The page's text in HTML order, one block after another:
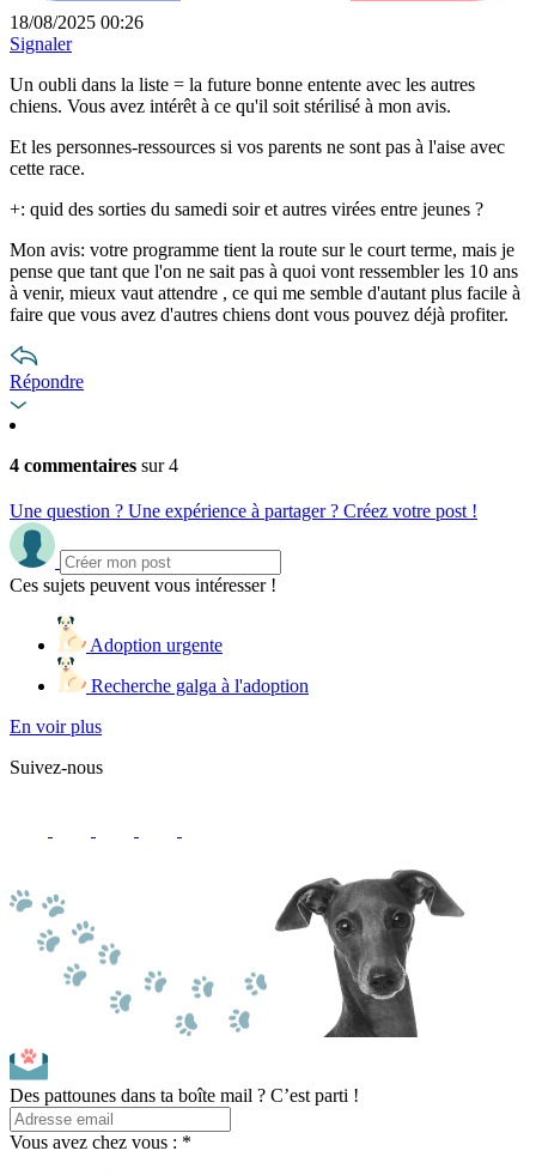
18/08/2025 00:26
Signaler
Un oubli dans la liste = la future bonne entente avec les autres
chiens. Vous avez intérêt à ce qu'il soit stérilisé à mon avis.
Et les personnes-ressources si vos parents ne sont pas à l'aise avec
cette race.
+: quid des sorties du samedi soir et autres virées entre jeunes ?
Mon avis: votre programme tient la route sur le court terme, mais je
pense que tant que l'on ne sait pas à quoi vont ressembler les 10 ans
à venir, mieux vaut attendre , ce qui me semble d'autant plus facile à
faire que vous avez d'autres chiens dont vous pouvez déjà profiter.
Répondre
4 commentaires sur 4
Une question ? Une expérience à partager ? Créez votre post !
Ces sujets peuvent vous intéresser !
Adoption urgente
Recherche galga à l'adoption
En voir plus
Suivez-nous
Des pattounes dans ta boîte mail ? C’est parti !
Vous avez chez vous : *